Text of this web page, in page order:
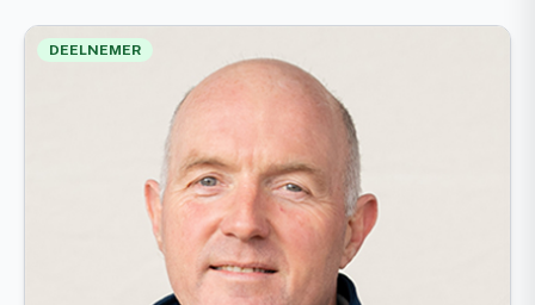
DEELNEMER